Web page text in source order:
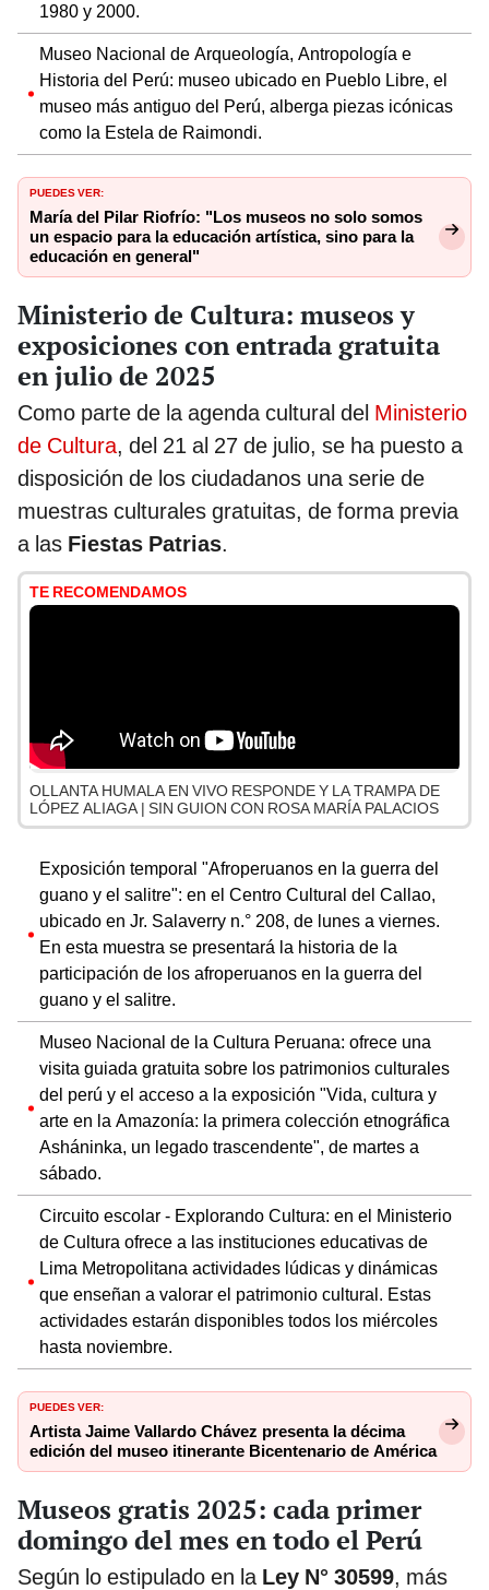
1980 y 2000.
Museo Nacional de Arqueología, Antropología e
Historia del Perú: museo ubicado en Pueblo Libre, el
museo más antiguo del Perú, alberga piezas icónicas
como la Estela de Raimondi.
PUEDES VER:
María del Pilar Riofrío: "Los museos no solo somos
un espacio para la educación artística, sino para la
educación en general"
Ministerio de Cultura: museos y
exposiciones con entrada gratuita
en julio de 2025
Como parte de la agenda cultural del Ministerio
de Cultura, del 21 al 27 de julio, se ha puesto a
disposición de los ciudadanos una serie de
muestras culturales gratuitas, de forma previa
a las Fiestas Patrias.
TE RECOMENDAMOS
OLLANTA HUMALA EN VIVO RESPONDE Y LA TRAMPA DE
LÓPEZ ALIAGA | SIN GUION CON ROSA MARÍA PALACIOS
Exposición temporal "Afroperuanos en la guerra del
guano y el salitre": en el Centro Cultural del Callao,
ubicado en Jr. Salaverry n.° 208, de lunes a viernes.
En esta muestra se presentará la historia de la
participación de los afroperuanos en la guerra del
guano y el salitre.
Museo Nacional de la Cultura Peruana: ofrece una
visita guiada gratuita sobre los patrimonios culturales
del perú y el acceso a la exposición "Vida, cultura y
arte en la Amazonía: la primera colección etnográfica
Asháninka, un legado trascendente", de martes a
sábado.
Circuito escolar - Explorando Cultura: en el Ministerio
de Cultura ofrece a las instituciones educativas de
Lima Metropolitana actividades lúdicas y dinámicas
que enseñan a valorar el patrimonio cultural. Estas
actividades estarán disponibles todos los miércoles
hasta noviembre.
PUEDES VER:
Artista Jaime Vallardo Chávez presenta la décima
edición del museo itinerante Bicentenario de América
Museos gratis 2025: cada primer
domingo del mes en todo el Perú
Según lo estipulado en la Ley N° 30599, más